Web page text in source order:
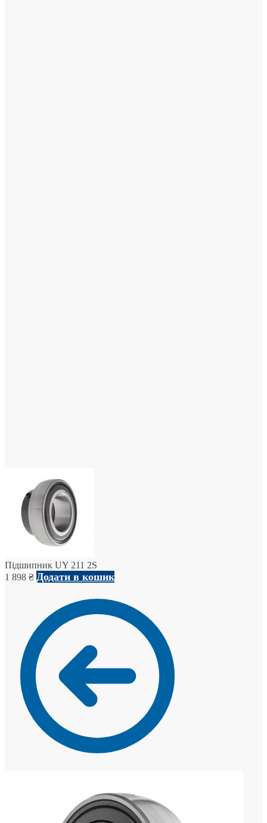
Підшипник UY 211 2S
1 898 ₴ Додати в кошик